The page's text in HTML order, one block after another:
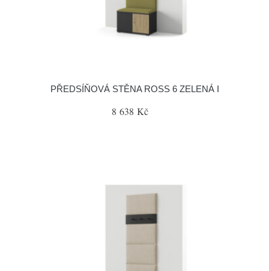
PŘEDSÍŇOVÁ STĚNA ROSS 6 ZELENÁ I
8 638 Kč